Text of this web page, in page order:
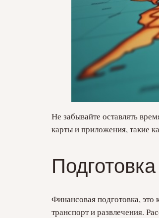
Не забывайте оставлять
карты и приложения, такие
Финансовая подготовка, это
транспорт и развлечения.